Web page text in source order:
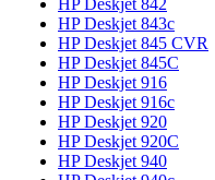
HP Deskjet 842
HP Deskjet 843c
HP Deskjet 845 CVR
HP Deskjet 845C
HP Deskjet 916
HP Deskjet 916c
HP Deskjet 920
HP Deskjet 920C
HP Deskjet 940